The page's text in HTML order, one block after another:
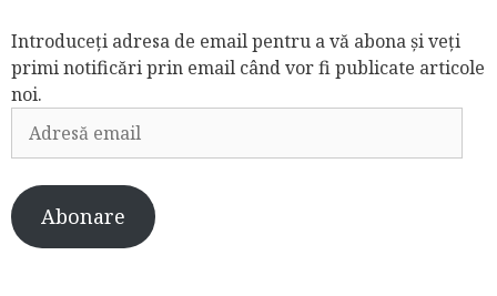
Introduceți adresa de email pentru a vă abona și veți
primi notificări prin email când vor fi publicate articole
noi.
Adresă
email
Abonare